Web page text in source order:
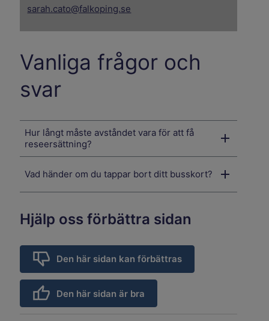
sarah.cato@falkoping.se
Vanliga frågor och
svar
Hur långt måste avståndet vara för att få
reseersättning?
Vad händer om du tappar bort ditt busskort?
Hjälp oss förbättra sidan
Den här sidan kan förbättras
Den här sidan är bra